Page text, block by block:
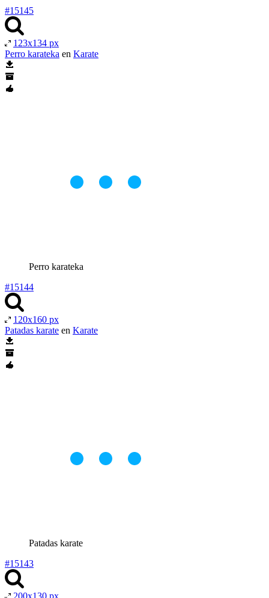
#15145
123x134 px
Perro karateka en Karate
Perro karateka
#15144
120x160 px
Patadas karate en Karate
Patadas karate
#15143
200x130 px